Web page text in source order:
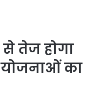
तेज होगा
का